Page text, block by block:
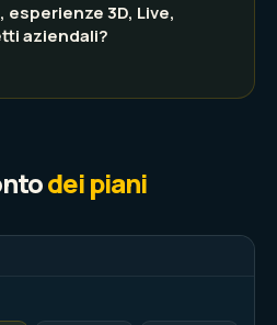
esperienze 3D, Live,
aziendali?
dei piani